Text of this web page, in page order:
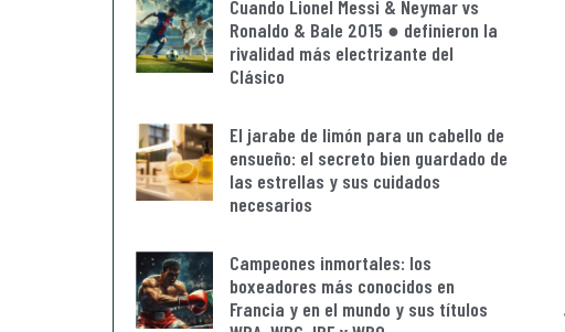
Cuando Lionel Messi & Neymar vs
Ronaldo & Bale 2015 ● definieron la
rivalidad más electrizante del
Clásico
El jarabe de limón para un cabello de
ensueño: el secreto bien guardado de
las estrellas y sus cuidados
necesarios
Campeones inmortales: los
boxeadores más conocidos en
Francia y en el mundo y sus títulos